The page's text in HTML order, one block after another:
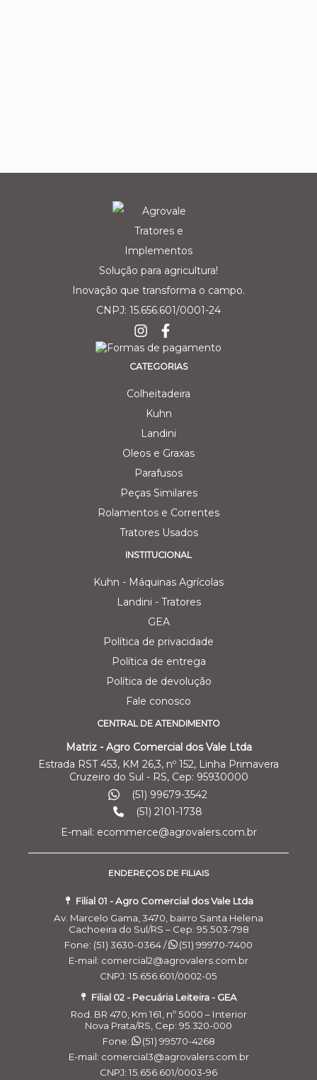
Solução para agricultura!
Inovação que transforma o campo.
CNPJ: 15.656.601/0001-24
CATEGORIAS
Colheitadeira
Kuhn
Landini
Oleos e Graxas
Parafusos
Peças Similares
Rolamentos e Correntes
Tratores Usados
INSTITUCIONAL
Kuhn - Máquinas Agrícolas
Landini - Tratores
GEA
Política de privacidade
Política de entrega
Política de devolução
Fale conosco
CENTRAL DE ATENDIMENTO
Matriz - Agro Comercial dos Vale Ltda
Estrada RST 453, KM 26,3, nº 152, Linha Primavera
Cruzeiro do Sul - RS, Cep: 95930000
(51) 99679-3542
(51) 2101-1738
E-mail: ecommerce@agrovalers.com.br
ENDEREÇOS DE FILIAIS
Filial 01 - Agro Comercial dos Vale Ltda
Av. Marcelo Gama, 3470, bairro Santa Helena
Cachoeira do Sul/RS – Cep: 95.503-798
Fone: (51) 3630-0364 /
(51) 99970-7400
E-mail: comercial2@agrovalers.com.br
CNPJ: 15.656.601/0002-05
Filial 02 - Pecuária Leiteira - GEA
Rod. BR 470, Km 161, nº 5000 – Interior
Nova Prata/RS, Cep: 95.320-000
Fone:
(51) 99570-4268
E-mail: comercial3@agrovalers.com.br
CNPJ: 15.656.601/0003-96